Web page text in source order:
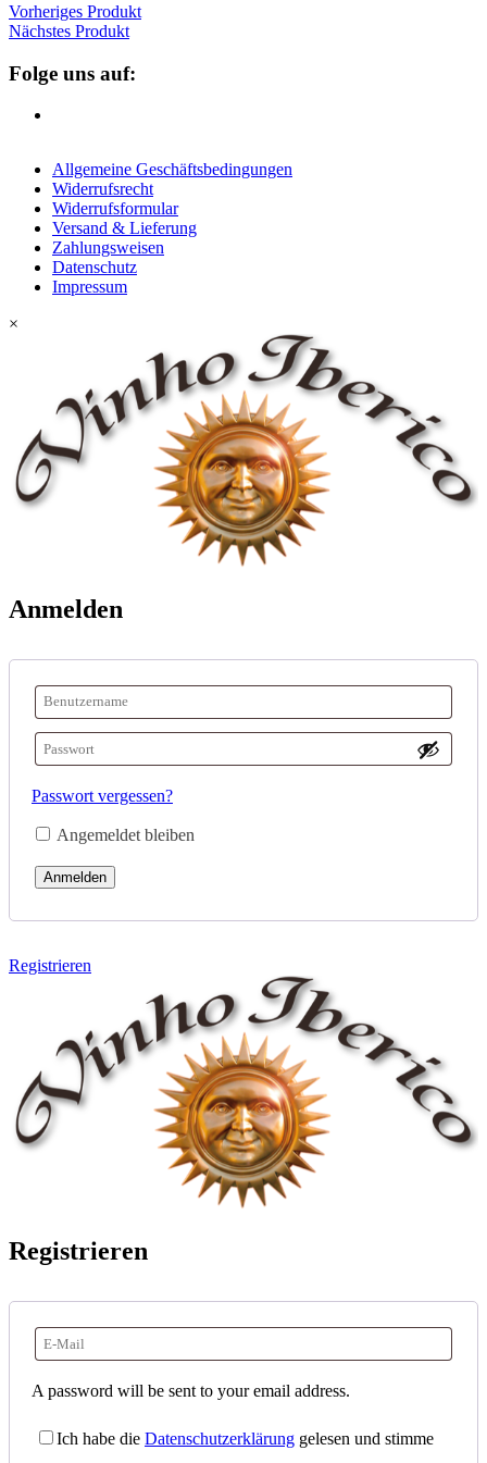
Vorheriges Produkt
Nächstes Produkt
Folge uns auf:
Allgemeine Geschäftsbedingungen
Widerrufsrecht
Widerrufsformular
Versand & Lieferung
Zahlungsweisen
Datenschutz
Impressum
×
Anmelden
Passwort vergessen?
Angemeldet bleiben
Anmelden
Registrieren
Registrieren
A password will be sent to your email address.
Ich habe die Datenschutzerklärung gelesen und stimme